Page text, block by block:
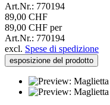
Art.Nr.: 770194
89,00 CHF
89,00 CHF per
Art.Nr.: 770194
excl. Spese di spedizione
esposizione del prodotto